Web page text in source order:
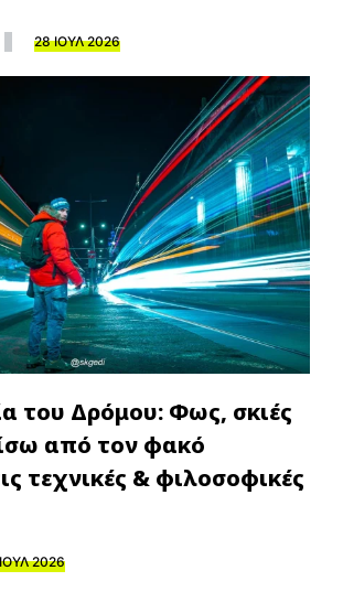
28 ΙΟΥΛ 2026
του Δρόμου: Φως, σκιές
από τον φακό
τεχνικές & φιλοσοφικές
2026